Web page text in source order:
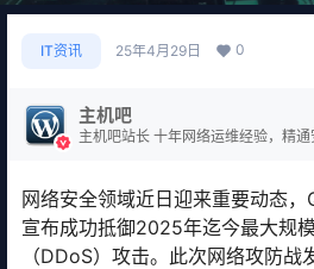
IT资讯 25年4月29日 0
主机吧
主机吧站长 十年网络运维经验，精通安
网络安全领域近日迎来重要动态
宣布成功抵御2025年迄今最大规
（DDoS）攻击。此次网络攻防